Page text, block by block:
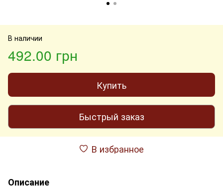
В наличии
492.00 грн
Купить
Быстрый заказ
В избранное
Описание